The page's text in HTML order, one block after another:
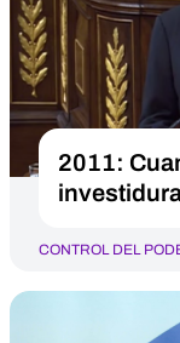
2011:
CONTROL DEL